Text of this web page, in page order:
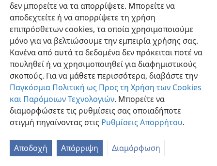
δεν μπορείτε να τα απορρίψετε. Μπορείτε να
αποδεχτείτε ή να απορρίψετε τη χρήση
επιπρόσθετων cookies, τα οποία χρησιμοποιούμε
μόνο για να βελτιώσουμε την εμπειρία χρήσης σας.
Κανένα από αυτά τα δεδομένα δεν πρόκειται ποτέ να
πουληθεί ή να χρησιμοποιηθεί για διαφημιστικούς
σκοπούς. Για να μάθετε περισσότερα, διαβάστε την
Παγκόσμια Πολιτική ως Προς τη Χρήση των Cookies
και Παρόμοιων Τεχνολογιών. Μπορείτε να
διαμορφώσετε τις ρυθμίσεις σας οποιαδήποτε
στιγμή πηγαίνοντας στις Ρυθμίσεις Απορρήτου.
Αποδοχή Απόρριψη Διαμόρφωση
Ελληνική Προτιμήσεις
Copyright© 2026 Watch Tower Bible and Tract Society of Pennsylvania
Πολιτική Απορρήτου
Ρυθμίσεις Απορρήτου
JW.ORG
Σύνδεση